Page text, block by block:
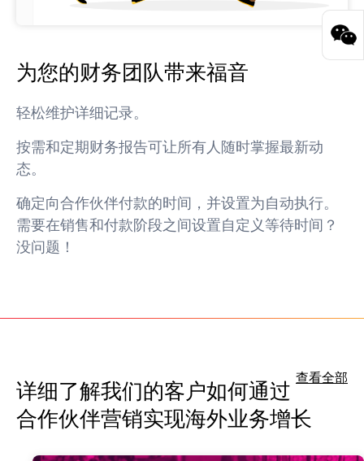
为您的财务团队带来福音
轻松维护详细记录。
按需和定期财务报告可让所有人随时掌握最新动
态。
确定向合作伙伴付款的时间，并设置为自动执行。
需要在销售和付款阶段之间设置自定义等待时间？
没问题！
查看全部
详细了解我们的客户如何通过
合作伙伴营销实现海外业务增长